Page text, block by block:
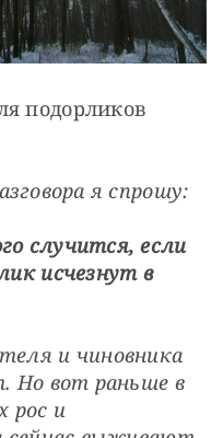
подорликов
я спрошу:
случится, если
исчезнут в
и чиновника
Но вот раньше в
рос и